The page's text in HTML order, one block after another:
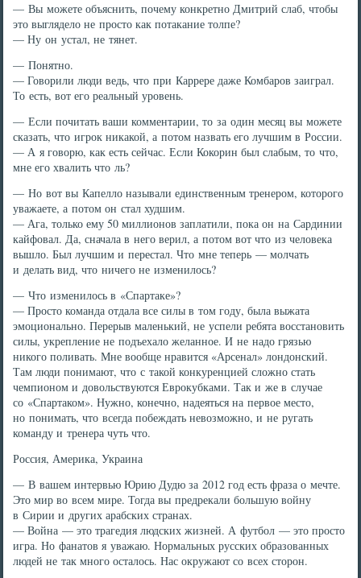
— Вы можете объяснить, почему конкретно Дмитрий слаб, чтобы
это выглядело не просто как потакание толпе?
— Ну он устал, не тянет.
— Понятно.
— Говорили люди ведь, что при Каррере даже Комбаров заиграл.
То есть, вот его реальный уровень.
— Если почитать ваши комментарии, то за один месяц вы можете
сказать, что игрок никакой, а потом назвать его лучшим в России.
— А я говорю, как есть сейчас. Если Кокорин был слабым, то что,
мне его хвалить что ль?
— Но вот вы Капелло называли единственным тренером, которого
уважаете, а потом он стал худшим.
— Ага, только ему 50 миллионов заплатили, пока он на Сардинии
кайфовал. Да, сначала в него верил, а потом вот что из человека
вышло. Был лучшим и перестал. Что мне теперь — молчать
и делать вид, что ничего не изменилось?
— Что изменилось в «Спартаке»?
— Просто команда отдала все силы в том году, была выжата
эмоционально. Перерыв маленький, не успели ребята восстановить
силы, укрепление не подъехало желанное. И не надо грязью
никого поливать. Мне вообще нравится «Арсенал» лондонский.
Там люди понимают, что с такой конкуренцией сложно стать
чемпионом и довольствуются Еврокубками. Так и же в случае
со «Спартаком». Нужно, конечно, надеяться на первое место,
но понимать, что всегда побеждать невозможно, и не ругать
команду и тренера чуть что.
Россия, Америка, Украина
— В вашем интервью Юрию Дудю за 2012 год есть фраза о мечте.
Это мир во всем мире. Тогда вы предрекали большую войну
в Сирии и других арабских странах.
— Война — это трагедия людских жизней. А футбол — это просто
игра. Но фанатов я уважаю. Нормальных русских образованных
людей не так много осталось. Нас окружают со всех сторон.